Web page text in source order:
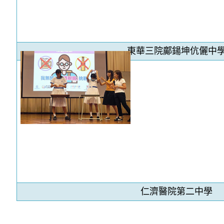
東華三院鄺鍚坤伉儷中
仁濟醫院第二中學